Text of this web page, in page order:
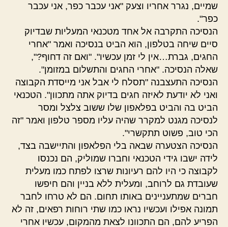
שמיים, נגרר אחריו וצעק "אני עכבר כפר, אני עכבר
כפר".
הנסיכה התקרבה אל אחד מטכנאי המעליות שבדיוק
סיים שיחה בטלפון, הוא הביט בנסיכה ואמר "אחרי
החגים, גברת…אין לי זמן עכשיו". "ואם זה דחוף?",
שאלה הנסיכה. "אחרי החגים והתשלום במזומן".
הנסיכה התעצבנה "תסלח לי אבל אני מייסדת הקבוצה
ואני לא יודעת לאיזה חגים בדיוק אתה מתכוון". הטכנאי
הביט בה והביט בפלאפון שלו ששוב צלצל ומסר
לנסיכה מגנט למקרר שהיה עליו מספר טלפון ואמר "זה
הכי טוב, פשוט תתקשרי".
הנסיכה הצטערה שבאה בלי הפלאפון והתיישבה בצד,
לידה ישבו גידי הטכנאי וחברו שמוליק, הם נכנסו
לקבוצה כי היו להם רעיונות שרצו לפתח כמו מעלית
שעובדת גם לרוחב, ומעלית ללא בניין והם חיפשו
חברים שמתעניינים באותו תחום. הם לא טרחו לחבר
תמונה אפילו ועכשיו נראו כמו שתי רוחות רפאים, זה לא
הפריע להם, הם התכוונו לצאת מהמקום, עכשיו אחרי